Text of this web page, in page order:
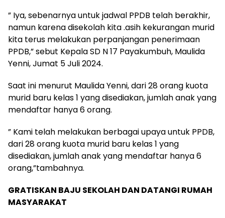
” Iya, sebenarnya untuk jadwal PPDB telah berakhir,
namun karena disekolah kita .asih kekurangan murid
kita terus melakukan perpanjangan penerimaan
PPDB,” sebut Kepala SD N 17 Payakumbuh, Maulida
Yenni, Jumat 5 Juli 2024.
Saat ini menurut Maulida Yenni, dari 28 orang kuota
murid baru kelas 1 yang disediakan, jumlah anak yang
mendaftar hanya 6 orang.
” Kami telah melakukan berbagai upaya untuk PPDB,
dari 28 orang kuota murid baru kelas 1 yang
disediakan, jumlah anak yang mendaftar hanya 6
orang,”tambahnya.
GRATISKAN BAJU SEKOLAH DAN DATANGI RUMAH
MASYARAKAT